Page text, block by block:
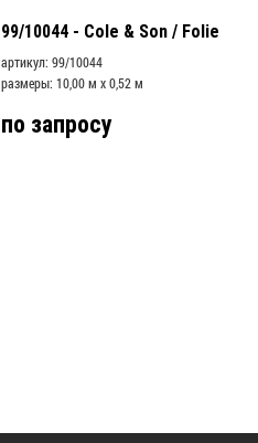
99/10044 - Cole & Son / Folie
артикул: 99/10044
размеры: 10,00 м x 0,52 м
по запросу